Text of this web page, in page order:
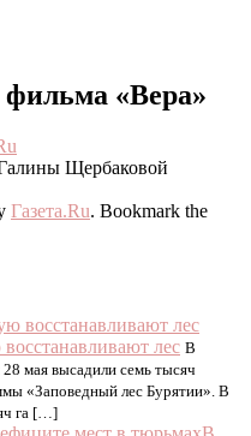
«Вера»
Щербаковой
Газета.Ru. Bookmark the
лес В
мая высадили семь тысяч
«Заповедный лес Бурятии». В
га […]